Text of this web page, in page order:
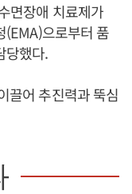
면장애 치료제가
(EMA)으로부터 품
당했다.
끌어 추진력과 뚝심